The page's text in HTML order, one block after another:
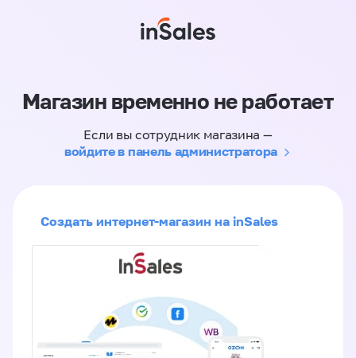
Магазин временно не работает
Если вы сотрудник магазина —
войдите в панель администратора
Создать интернет-магазин на inSales